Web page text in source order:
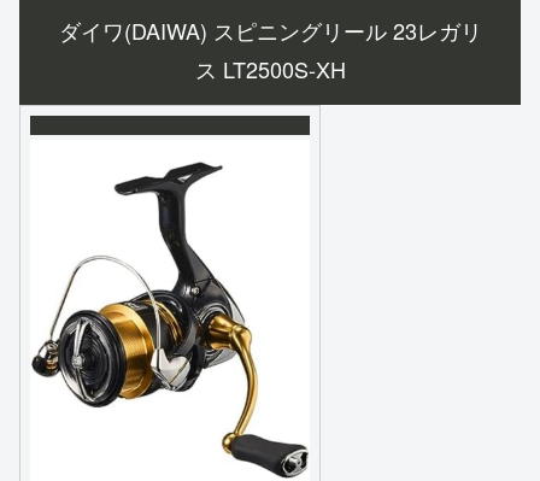
ダイワ(DAIWA) スピニングリール 23レガリ
ス LT2500S-XH